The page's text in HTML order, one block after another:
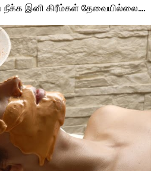
இனி கிரீம்கள் தேவையில்லை….